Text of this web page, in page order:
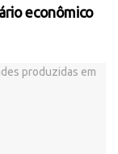
econômico